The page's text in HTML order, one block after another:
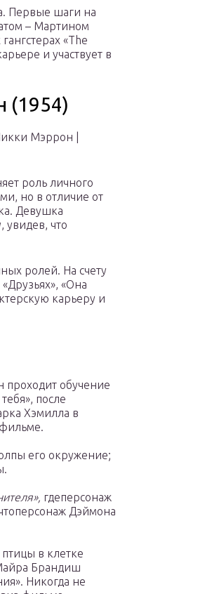
Первые шаги на
– Мартином
«The
и участвует в
(1954)
Мэррон |
роль личного
но в отличие от
Девушка
увидев, что
ролей. На счету
«Она
карьеру и
обучение
после
Хэмилла в
его окружение;
гдеперсонаж
Дэймона
в клетке
Брандиш
Никогда не